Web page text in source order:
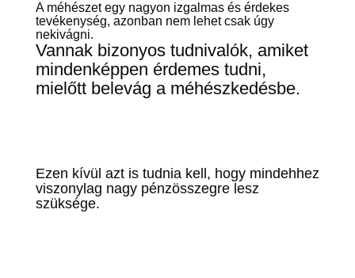
A méhészet egy nagyon izgalmas és érdekes
tevékenység, azonban nem lehet csak úgy
nekivágni.
Vannak bizonyos tudnivalók, amiket
mindenképpen érdemes tudni,
mielőtt belevág a méhészkedésbe.
Ezen kívül azt is tudnia kell, hogy mindehhez
viszonylag nagy pénzösszegre lesz
szüksége.